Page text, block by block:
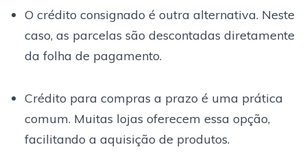
O crédito consignado é outra alternativa. Neste
caso, as parcelas são descontadas diretamente
da folha de pagamento.
Crédito para compras a prazo é uma prática
comum. Muitas lojas oferecem essa opção,
facilitando a aquisição de produtos.